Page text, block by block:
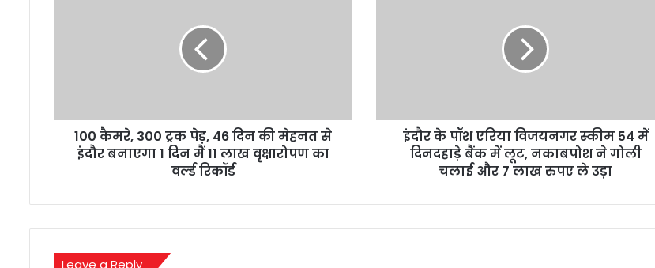
‘भारत भाग्य विधाता’ की बॉक्स ऑफिस पर
₹370 की बिरयानी विवाद में बढ़ीं प्रणित मोरे-
हिमांशु जांगड़ा की मुश्किलें, NCW ने भेजा
बिश्नोई गैंग ने ली जिम्मेदारी; इलाके में
मेहनत
दिन
लाख
100 कैमरे, 300 ट्रक पेड़, 46 दिन की मेहनत से
इंदौर बनाएगा 1 दिन मैं 11 लाख वृक्षारोपण का
वर्ल्ड रिकॉर्ड
दिनदहाड़े
ने
इंदौर के पॉश एरिया विजयनगर स्कीम 54 में
दिनदहाड़े बैंक में लूट, नकाबपोश ने गोली
चलाई और 7 लाख रुपए ले उड़ा
Leave a Reply